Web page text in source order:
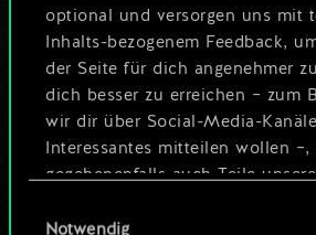
optional und versorgen uns mit
Inhalts-bezogenem Feedback,
der Seite für dich angenehmer
dich besser zu erreichen – zum
wir dir über Social-Media-
Interessantes mitteilen wollen –,
gegebenenfalls auch Teile
Cookies erfordert allerdings
Notwendig
Deck benennen und
Deck bearbeiten